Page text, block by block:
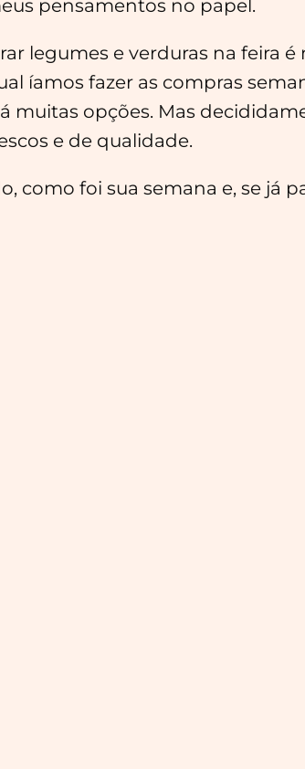
pensamentos no papel.
legumes e verduras na feira
íamos fazer as compras
muitas opções. Mas
e de qualidade.
como foi sua semana e, se já